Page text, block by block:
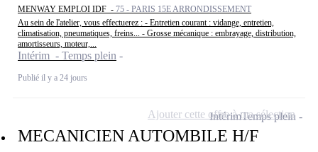
MENWAY EMPLOI IDF - 75 - PARIS 15E ARRONDISSEMENT
Au sein de l'atelier, vous effectuerez : - Entretien courant : vidange, entretien,
climatisation, pneumatiques, freins... - Grosse mécanique : embrayage, distribution,
amortisseurs, moteur,...
Intérim - Temps plein
Publié il y a 24 jours
MECANICIEN AUTOMBILE H/F
IntérimTemps plein
Ajouter cette offre à ma sélection